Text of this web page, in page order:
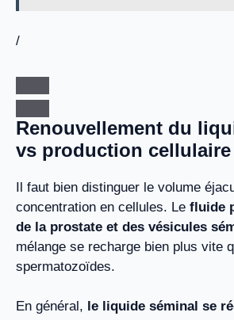
/
Renouvellement du
vs production cellulaire
Il faut bien distinguer le volume
concentration en cellules. Le fluide
de la prostate et des vésicules
mélange se recharge bien plus vite
spermatozoïdes.
En général, le liquide séminal se